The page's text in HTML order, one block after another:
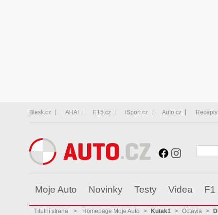
Blesk.cz AHA! E15.cz iSport.cz Auto.cz
Moje Auto Novinky Testy Videa F1
Titulní strana > Homepage Moje Auto > Kutak1 > Octavia >